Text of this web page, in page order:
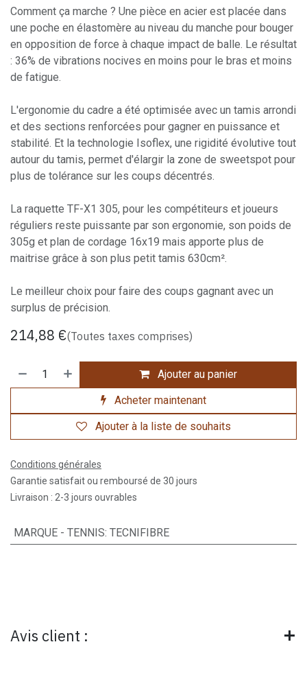
Comment ça marche ? Une pièce en acier est placée dans
une poche en élastomère au niveau du manche pour bouger
en opposition de force à chaque impact de balle. Le résultat
: 36% de vibrations nocives en moins pour le bras et moins
de fatigue.
L'ergonomie du cadre a été optimisée avec un tamis arrondi
et des sections renforcées pour gagner en puissance et
stabilité. Et la technologie Isoflex, une rigidité évolutive tout
autour du tamis, permet d'élargir la zone de sweetspot pour
plus de tolérance sur les coups décentrés.
La raquette TF-X1 305, pour les compétiteurs et joueurs
réguliers reste puissante par son ergonomie, son poids de
305g et plan de cordage 16x19 mais apporte plus de
maitrise grâce à son plus petit tamis 630cm².
Le meilleur choix pour faire des coups gagnant avec un
surplus de précision.
214,88 €(Toutes taxes comprises)
Ajouter au panier
Acheter maintenant
Ajouter à la liste de souhaits
Conditions générales
Garantie satisfait ou remboursé de 30 jours
Livraison : 2-3 jours ouvrables
MARQUE - TENNIS: TECNIFIBRE
Avis client :